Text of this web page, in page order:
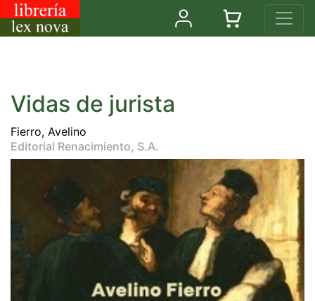
Vidas de jurista
Fierro, Avelino
Editorial Renacimiento, S.A.